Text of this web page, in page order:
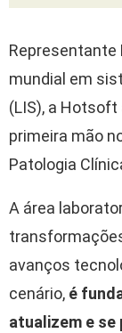
Representante
mundial em
(LIS), a
primeira mão
Patologia
A área
avanços
cenário, é
atualizem e se